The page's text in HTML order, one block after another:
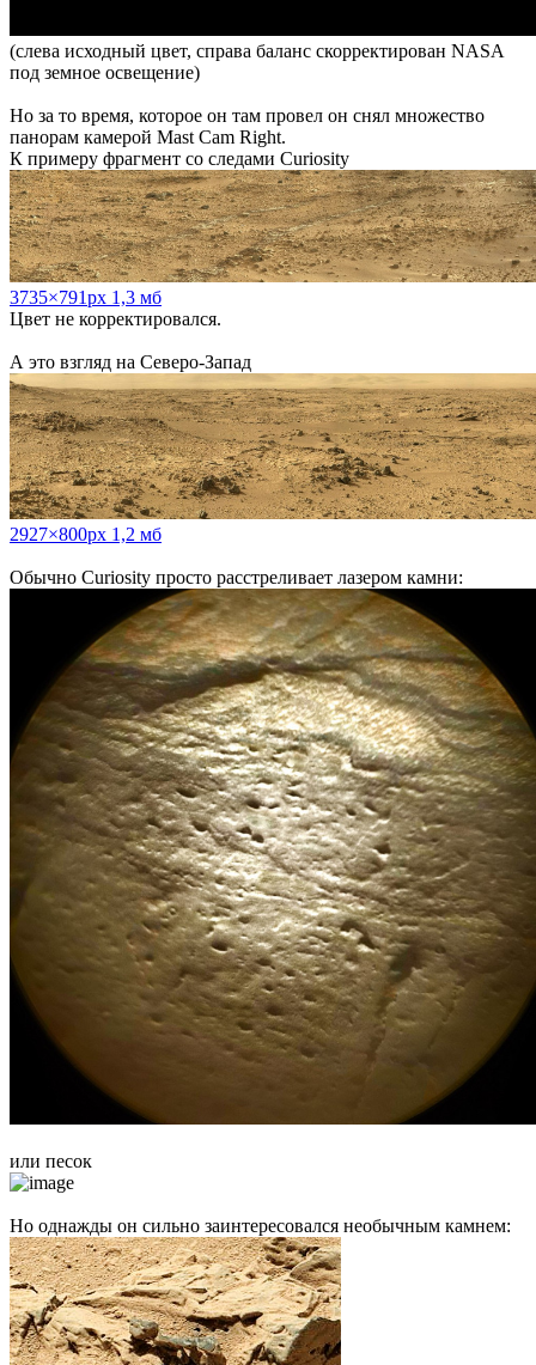
(слева исходный цвет, справа баланс скорректирован NASA
под земное освещение)
Но за то время, которое он там провел он снял множество
панорам камерой Mast Cam Right.
К примеру фрагмент со следами Curiosity
3735×791px 1,3 мб
Цвет не корректировался.
А это взгляд на Северо-Запад
2927×800px 1,2 мб
Обычно Curiosity просто расстреливает лазером камни:
или песок
Но однажды он сильно заинтересовался необычным камнем: